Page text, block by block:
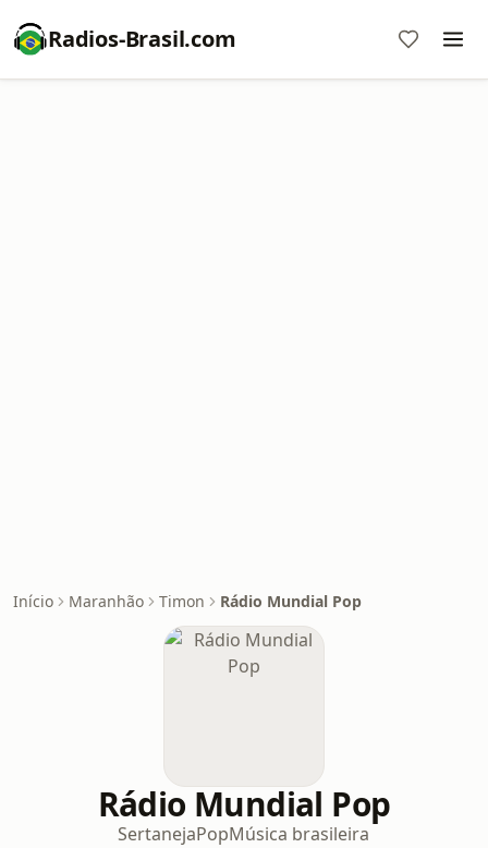
Radios-Brasil.com
Início Maranhão Timon Rádio Mundial Pop
Rádio Mundial Pop
SertanejaPopMúsica brasileira